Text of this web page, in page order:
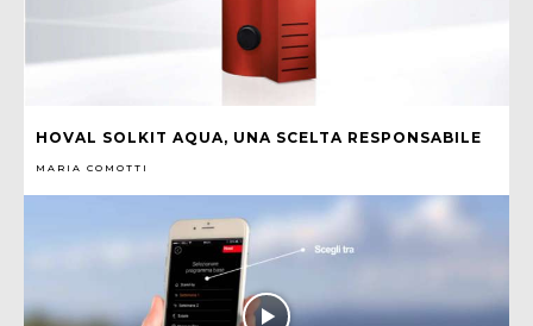
HOVAL SOLKIT AQUA, UNA SCELTA RESPONSABILE
MARIA COMOTTI